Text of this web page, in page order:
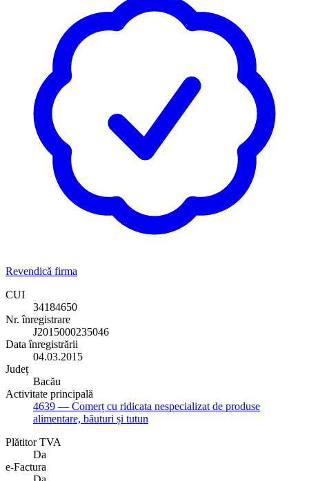
Revendică firma
CUI
34184650
Nr. înregistrare
J2015000235046
Data înregistrării
04.03.2015
Județ
Bacău
Activitate principală
4639 — Comerț cu ridicata nespecializat de produse
alimentare, băuturi și tutun
Plătitor TVA
Da
e-Factura